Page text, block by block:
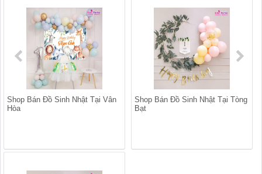
Shop Bán Đồ Sinh Nhật Tại Vân
Hòa
Shop Bán Đồ Sinh Nhật Tại Tòng
Bạt